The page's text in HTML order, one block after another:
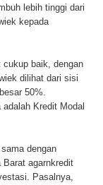
lebih tinggi dari
kepada
cukup baik, dengan
dilihat dari sisi
50%.
Kredit Modal
dengan
agarnkredit
Pasalnya,